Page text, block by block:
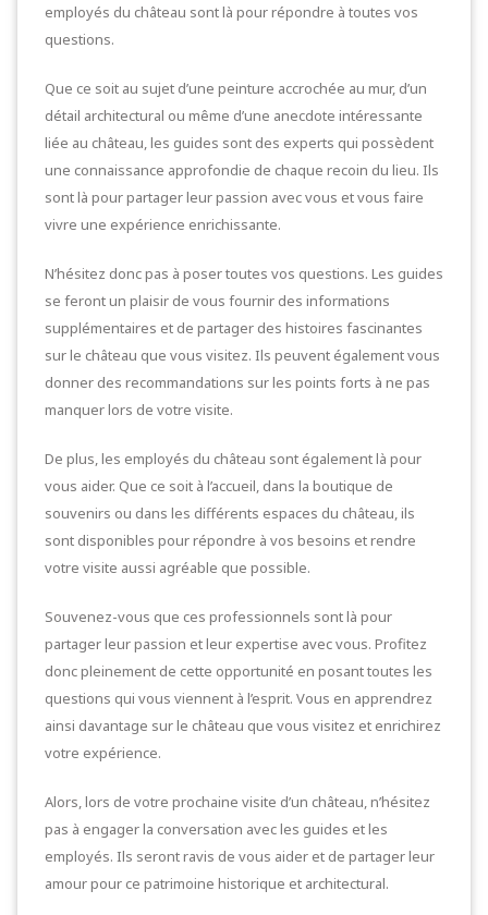
employés du château sont là pour répondre à toutes vos
questions.
Que ce soit au sujet d’une peinture accrochée au mur, d’un
détail architectural ou même d’une anecdote intéressante
liée au château, les guides sont des experts qui possèdent
une connaissance approfondie de chaque recoin du lieu. Ils
sont là pour partager leur passion avec vous et vous faire
vivre une expérience enrichissante.
N’hésitez donc pas à poser toutes vos questions. Les guides
se feront un plaisir de vous fournir des informations
supplémentaires et de partager des histoires fascinantes
sur le château que vous visitez. Ils peuvent également vous
donner des recommandations sur les points forts à ne pas
manquer lors de votre visite.
De plus, les employés du château sont également là pour
vous aider. Que ce soit à l’accueil, dans la boutique de
souvenirs ou dans les différents espaces du château, ils
sont disponibles pour répondre à vos besoins et rendre
votre visite aussi agréable que possible.
Souvenez-vous que ces professionnels sont là pour
partager leur passion et leur expertise avec vous. Profitez
donc pleinement de cette opportunité en posant toutes les
questions qui vous viennent à l’esprit. Vous en apprendrez
ainsi davantage sur le château que vous visitez et enrichirez
votre expérience.
Alors, lors de votre prochaine visite d’un château, n’hésitez
pas à engager la conversation avec les guides et les
employés. Ils seront ravis de vous aider et de partager leur
amour pour ce patrimoine historique et architectural.